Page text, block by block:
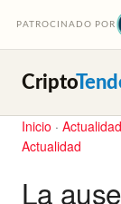
PATROCINADO POR
Cripto
Inicio · Actualidad
Actualidad
La